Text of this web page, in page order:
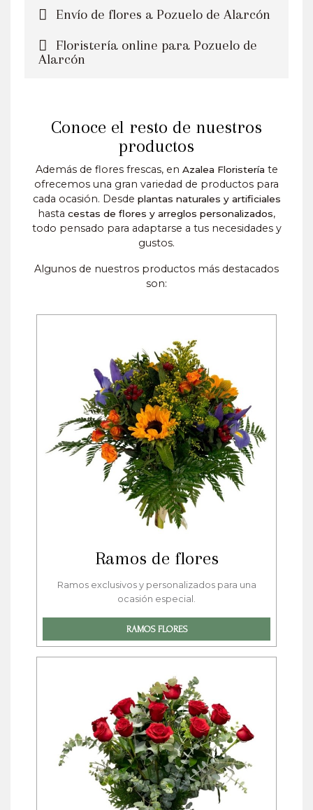
Envío de flores a Pozuelo de Alarcón
Floristería online para Pozuelo de
Alarcón
Conoce el resto de nuestros
productos
Además de flores frescas, en Azalea Floristería te
ofrecemos una gran variedad de productos para
cada ocasión. Desde plantas naturales y artificiales
hasta cestas de flores y arreglos personalizados,
todo pensado para adaptarse a tus necesidades y
gustos.
Algunos de nuestros productos más destacados
son:
Ramos de flores
Ramos exclusivos y personalizados para una
ocasión especial.
RAMOS FLORES